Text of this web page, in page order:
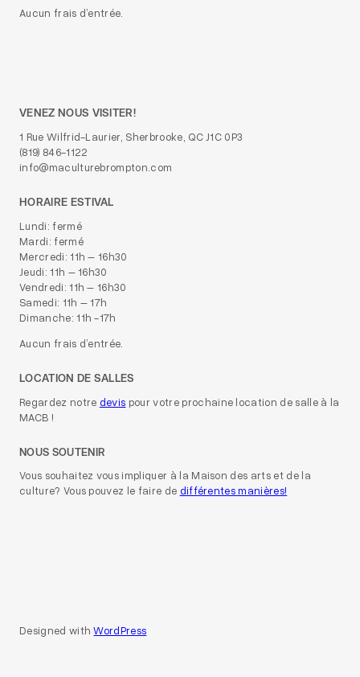
Aucun frais d’entrée.
VENEZ NOUS VISITER!
1 Rue Wilfrid-Laurier, Sherbrooke, QC J1C 0P3
(819) 846-1122
info@maculturebrompton.com
HORAIRE ESTIVAL
Lundi: fermé
Mardi: fermé
Mercredi: 11h – 16h30
Jeudi: 11h – 16h30
Vendredi: 11h – 16h30
Samedi: 11h – 17h
Dimanche: 11h -17h
Aucun frais d’entrée.
LOCATION DE SALLES
Regardez notre devis pour votre prochaine location de salle à la
MACB !
NOUS SOUTENIR
Vous souhaitez vous impliquer à la Maison des arts et de la
culture? Vous pouvez le faire de différentes manières!
Designed withWordPress